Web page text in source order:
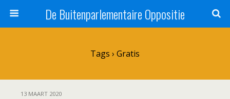
De Buitenparlementaire Oppositie
Tags › Gratis
13 MAART 2020